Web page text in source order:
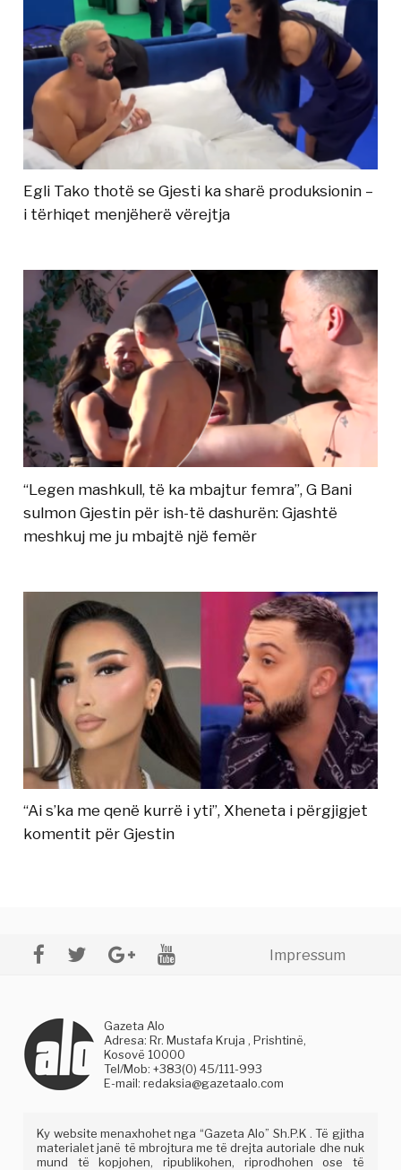
Egli Tako thotë se Gjesti ka sharë produksionin –
i tërhiqet menjëherë vërejtja
“Legen mashkull, të ka mbajtur femra”, G Bani
sulmon Gjestin për ish-të dashurën: Gjashtë
meshkuj me ju mbajtë një femër
“Ai s’ka me qenë kurrë i yti”, Xheneta i përgjigjet
komentit për Gjestin
Impressum
Gazeta Alo
Adresa: Rr. Mustafa Kruja , Prishtinë,
Kosovë 10000
Tel/Mob: +383(0) 45/111-993
E-mail:redaksia@gazetaalo.com
Ky website menaxhohet nga “Gazeta Alo” Sh.P.K . Të gjitha
materialet janë të mbrojtura me të drejta autoriale dhe nuk
mund të kopjohen, ripublikohen, riprodhohen ose të